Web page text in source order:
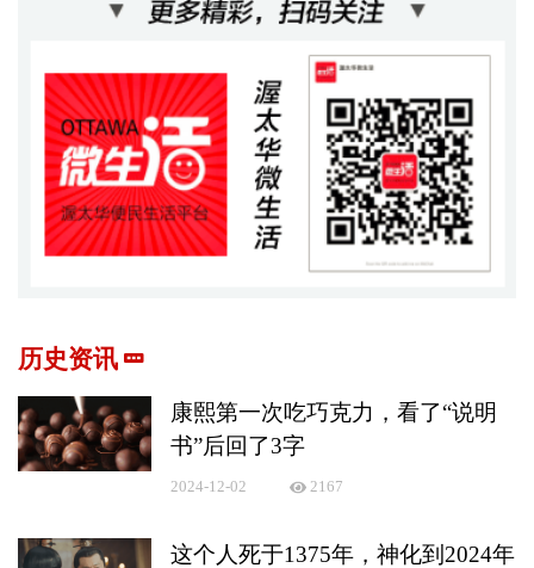
历史资讯
康熙第一次吃巧克力，看了“说明
书”后回了3字
2024-12-02 2167
这个人死于1375年，神化到2024年